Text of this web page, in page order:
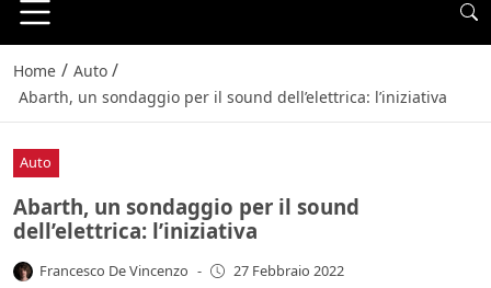
Home / Auto /
Abarth, un sondaggio per il sound dell’elettrica: l’iniziativa
Auto
Abarth, un sondaggio per il sound
dell’elettrica: l’iniziativa
Francesco De Vincenzo - 27 Febbraio 2022